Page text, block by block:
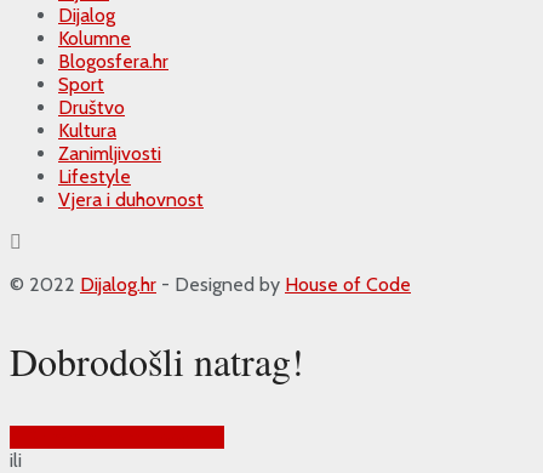
Dijalog
Kolumne
Blogosfera.hr
Sport
Društvo
Kultura
Zanimljivosti
Lifestyle
Vjera i duhovnost
© 2022 Dijalog.hr - Designed by House of Code
Dobrodošli natrag!
ili